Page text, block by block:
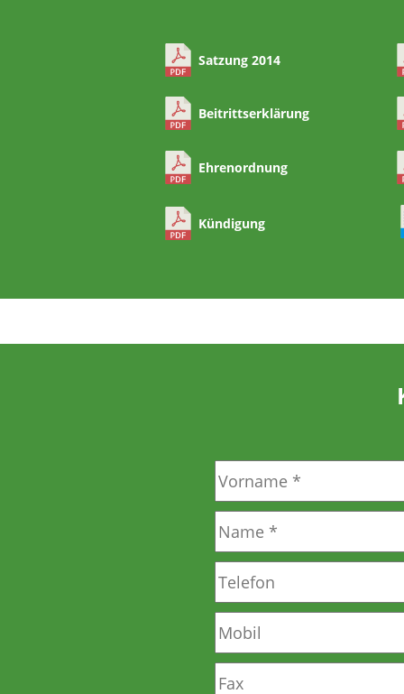
Satzung 2014
Beitrittserklärung
Ehrenordnung
Kündigung